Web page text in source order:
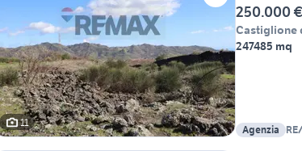
11
250.000 €
Castiglione
247485 mq
Agenzia